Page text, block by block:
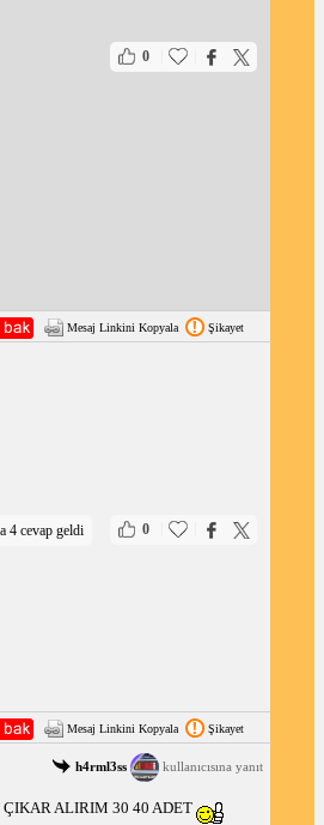
0
Mesaj Linkini Kopyala Şikayet
0
4 cevap geldi
Mesaj Linkini Kopyala Şikayet
h4rml3ss kullanıcısına yanıt
ALIRIM 30 40 ADET